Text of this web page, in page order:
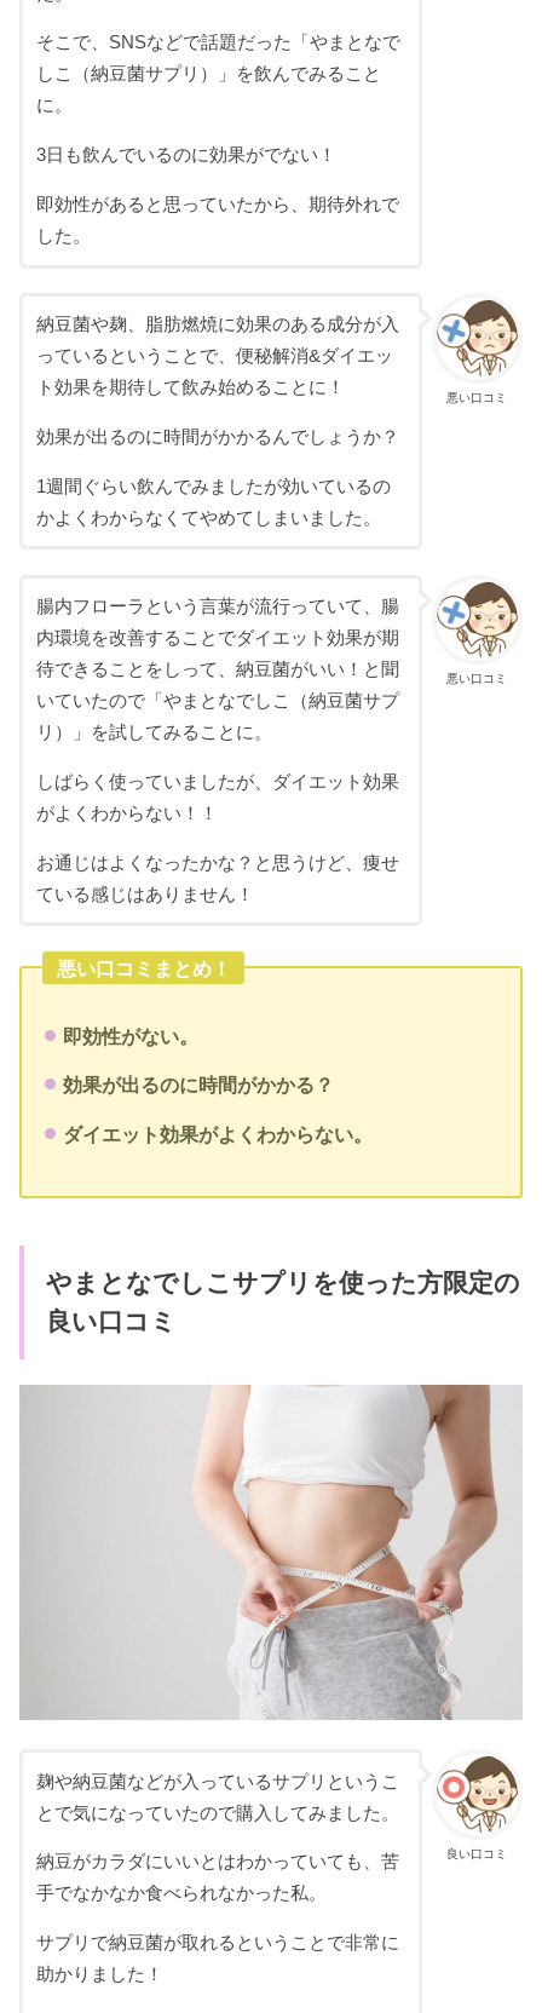
そこで、SNSなどで話題だった「やまとなで
しこ（納豆菌サプリ）」を飲んでみること
に。
3日も飲んでいるのに効果がでない！
即効性があると思っていたから、期待外れで
した。
悪い口コミ
納豆菌や麹、脂肪燃焼に効果のある成分が入
っているということで、便秘解消&ダイエッ
ト効果を期待して飲み始めることに！
効果が出るのに時間がかかるんでしょうか？
1週間ぐらい飲んでみましたが効いているの
かよくわからなくてやめてしまいました。
悪い口コミ
腸内フローラという言葉が流行っていて、腸
内環境を改善することでダイエット効果が期
待できることをしって、納豆菌がいい！と聞
いていたので「やまとなでしこ（納豆菌サプ
リ）」を試してみることに。
しばらく使っていましたが、ダイエット効果
がよくわからない！！
お通じはよくなったかな？と思うけど、痩せ
ている感じはありません！
悪い口コミまとめ！
即効性がない。
効果が出るのに時間がかかる？
ダイエット効果がよくわからない。
やまとなでしこサプリを使った方限定の
良い口コミ
良い口コミ
麹や納豆菌などが入っているサプリというこ
とで気になっていたので購入してみました。
納豆がカラダにいいとはわかっていても、苦
手でなかなか食べられなかった私。
サプリで納豆菌が取れるということで非常に
助かりました！